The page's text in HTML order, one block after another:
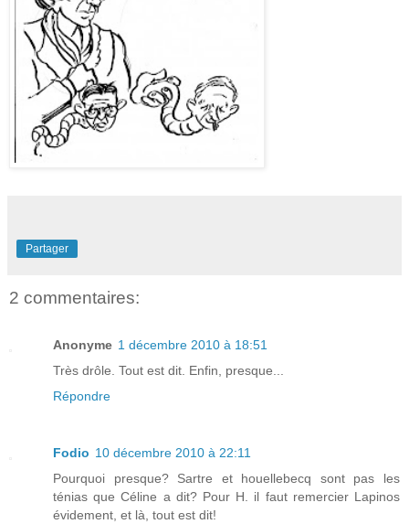
Partager
2 commentaires:
Anonyme 1 décembre 2010 à 18:51
Très drôle. Tout est dit. Enfin, presque...
Répondre
Fodio 10 décembre 2010 à 22:11
Pourquoi presque? Sartre et houellebecq sont pas les
ténias que Céline a dit? Pour H. il faut remercier Lapinos
évidement, et là, tout est dit!